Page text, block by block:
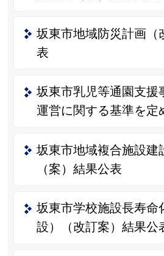
坂東市地域防災計画（
表
坂東市乳児等通園支援
運営に関する基準を定
坂東市地域複合施設建
（案）結果公表
坂東市学校施設長寿命
設）（改訂案）結果公